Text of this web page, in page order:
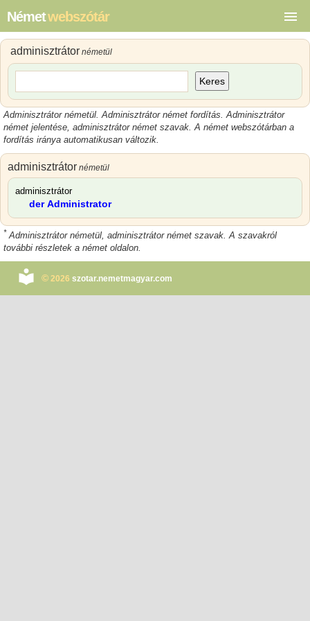
Németwebszótár
adminisztrátor németül
Keres
Adminisztrátor németül. Adminisztrátor német fordítás. Adminisztrátor
német jelentése, adminisztrátor német szavak. A német webszótárban a
fordítás iránya automatikusan változik.
adminisztrátor németül
adminisztrátor
der Administrator
* Adminisztrátor németül, adminisztrátor német szavak. A szavakról
további részletek a német oldalon.
© 2026 szotar.nemetmagyar.com